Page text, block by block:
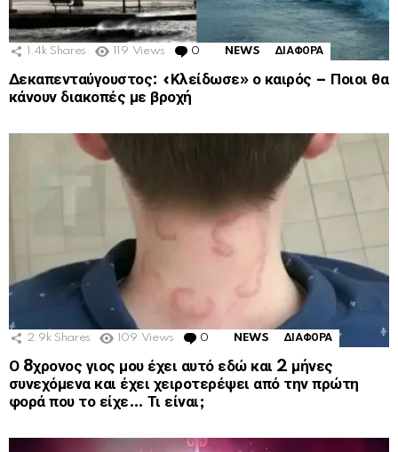
1.4k Shares 119 Views 0 Comments
NEWS ΔΙΑΦΟΡΑ
Δεκαπενταύγουστος: «Κλείδωσε» ο καιρός – Ποιοι θα
κάνουν διακοπές με βροχή
2.9k Shares 109 Views 0 Comments
NEWS ΔΙΑΦΟΡΑ
Ο 8χρονος γιος μου έχει αυτό εδώ και 2 μήνες
συνεχόμενα και έχει χειροτερέψει από την πρώτη
φορά που το είχε… Τι είναι;